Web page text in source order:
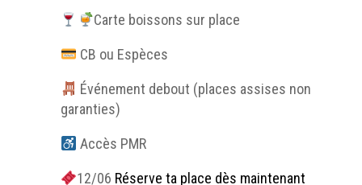
Carte boissons sur place
CB ou Espèces
Événement debout (places assises non
garanties)
Accès PMR
12/06 Réserve ta place dès maintenant